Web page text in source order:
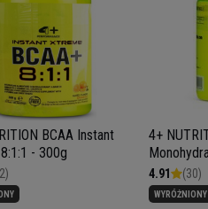
BCAA Instant
- 300g
4+
400g
4.91 (30)
WYRÓŻNIONY